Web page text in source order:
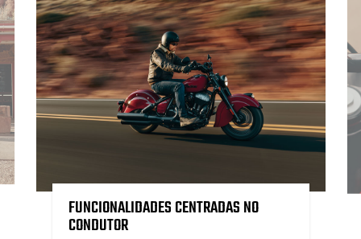
FUNCIONALIDADES CENTRADAS NO
CONDUTOR